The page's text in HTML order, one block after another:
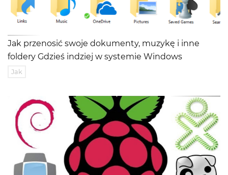
Jak przenosić swoje dokumenty, muzykę i inne
foldery Gdzieś indziej w systemie Windows
Jak